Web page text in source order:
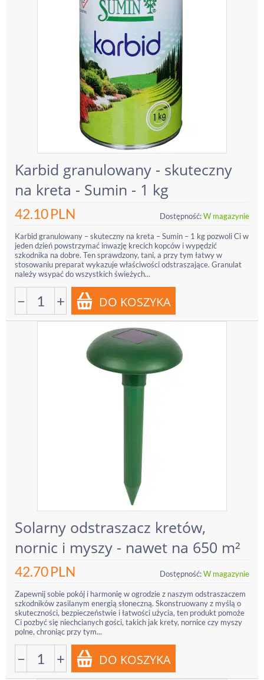
Karbid granulowany - skuteczny
na kreta - Sumin - 1 kg
42.10PLN Dostępność:W magazynie
Karbid granulowany – skuteczny na kreta – Sumin – 1 kg pozwoli Ci w
jeden dzień powstrzymać inwazję krecich kopców i wypędzić
szkodnika na dobre. Ten sprawdzony, tani, a przy tym łatwy w
stosowaniu preparat wykazuje właściwości odstraszające. Granulat
należy wsypać do wszystkich świeżych...
− +
Solarny odstraszacz kretów,
nornic i myszy - nawet na 650 m²
42.70PLN Dostępność:W magazynie
Zapewnij sobie pokój i harmonię w ogrodzie z naszym odstraszaczem
szkodników zasilanym energią słoneczną. Skonstruowany z myślą o
skuteczności, bezpieczeństwie i łatwości użycia, ten produkt pomoże
Ci pozbyć się niechcianych gości, takich jak krety, nornice czy myszy
polne, chroniąc przy tym...
− +